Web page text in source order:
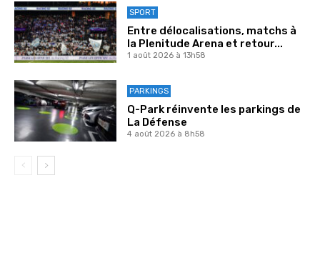
SPORT
Entre délocalisations, matchs à
la Plenitude Arena et retour...
1 août 2026 à 13h58
PARKINGS
Q-Park réinvente les parkings de
La Défense
4 août 2026 à 8h58